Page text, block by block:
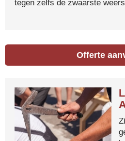
tegen zelfs de zwaarste
Offerte